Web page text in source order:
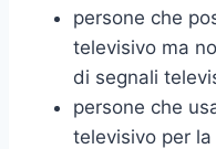
persone che
televisivo ma
di segnali
persone che
televisivo per